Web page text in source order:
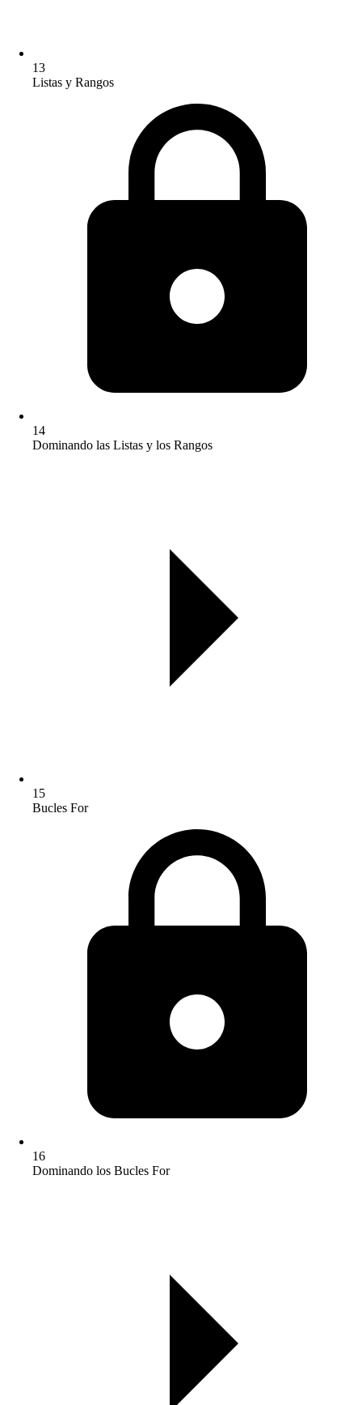
13
Listas y Rangos
14
Dominando las Listas y los Rangos
15
Bucles For
16
Dominando los Bucles For